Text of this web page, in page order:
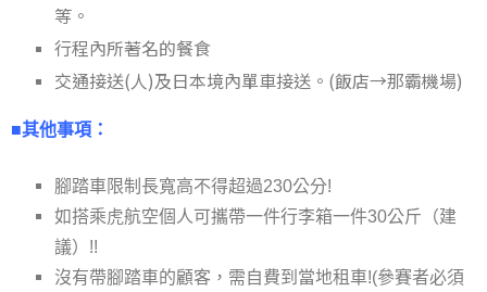
等。
行程內所著名的餐食
交通接送(人)及日本境內單車接送。(飯店→那霸機場)
■其他事項：
腳踏車限制長寬高不得超過230公分!
如搭乘虎航空個人可攜帶一件行李箱一件30公斤（建
議）!!
沒有帶腳踏車的顧客，需自費到當地租車!(參賽者必須